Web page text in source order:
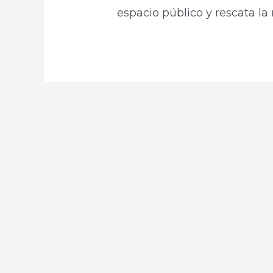
espacio público y rescata